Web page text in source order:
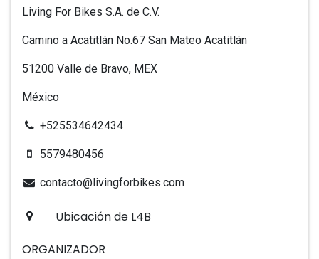
Living For Bikes S.A. de C.V.
Camino a Acatitlán No.67 San Mateo Acatitlán
51200 Valle de Bravo, MEX
México
+525534642434
5579480456
contacto@livingforbikes.com
Ubicación de L4B
ORGANIZADOR